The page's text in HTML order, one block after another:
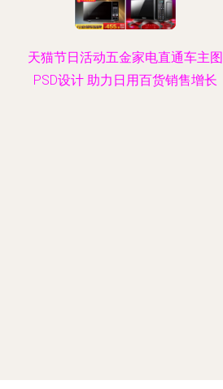
天猫节日活动五金家电直通车主图
PSD设计 助力日用百货销售增长